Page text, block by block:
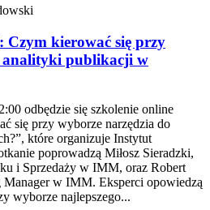
kierować się przy
analityki publikacji w
odbędzie się szkolenie online
się przy wyborze narzędzia do
które organizuje Instytut
poprowadzą Miłosz Sieradzki,
i Sprzedaży w IMM, oraz Robert
w IMM. Eksperci opowiedzą
wyborze najlepszego...